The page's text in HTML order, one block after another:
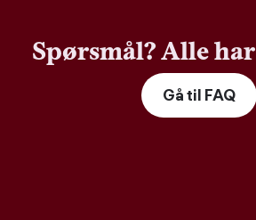
Spørsmål? Alle har
Gå til FAQ